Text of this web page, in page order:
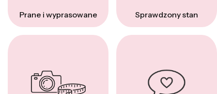
Prane i wyprasowane Sprawdzony stan